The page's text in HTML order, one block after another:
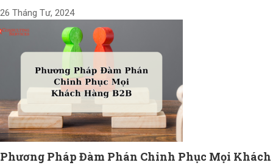
26 Tháng Tư, 2024
Phương Pháp Đàm Phán Chinh Phục Mọi Khách